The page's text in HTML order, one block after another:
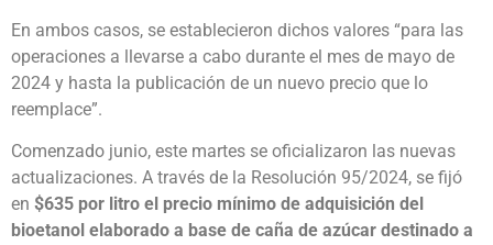
En ambos casos, se establecieron dichos valores “para las
operaciones a llevarse a cabo durante el mes de mayo de
2024 y hasta la publicación de un nuevo precio que lo
reemplace”.
Comenzado junio, este martes se oficializaron las nuevas
actualizaciones. A través de la Resolución 95/2024, se fijó
en $635 por litro el precio mínimo de adquisición del
bioetanol elaborado a base de caña de azúcar destinado a